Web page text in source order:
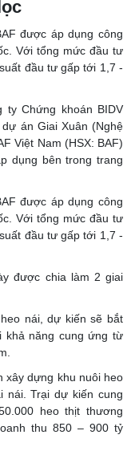
được áp dụng công
Với tổng mức đầu tư
đầu tư gấp tới 1,7 -
Chứng khoán BIDV
án Giai Xuân (Nghệ
Việt Nam (HSX: BAF)
dụng bên trong trang
được áp dụng công
Với tổng mức đầu tư
đầu tư gấp tới 1,7 -
được chia làm 2 giai
nái, dự kiến sẽ bắt
khả năng cung ứng từ
xây dựng khu nuôi heo
nái. Trại dự kiến cung
heo thịt thương
thu 850 – 900 tỷ